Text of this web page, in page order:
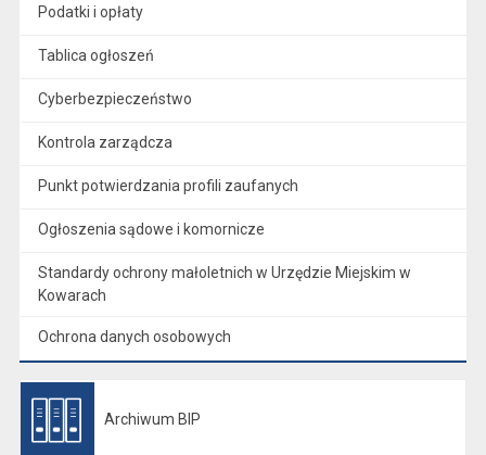
Podatki i opłaty
Tablica ogłoszeń
Cyberbezpieczeństwo
Kontrola zarządcza
Punkt potwierdzania profili zaufanych
Ogłoszenia sądowe i komornicze
Standardy ochrony małoletnich w Urzędzie Miejskim w
Kowarach
Ochrona danych osobowych
Archiwum BIP